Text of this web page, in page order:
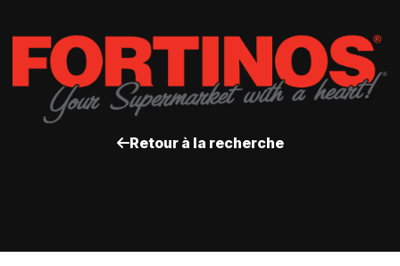
Retour à la recherche